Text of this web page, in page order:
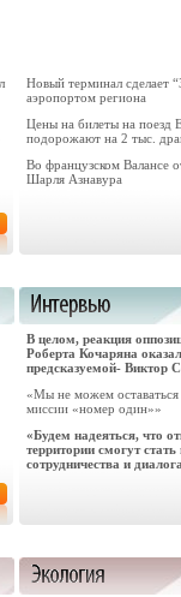
Новый терминал сделает
аэропортом региона
Цены на билеты на поезд
подорожают на 2 тыс.
Во французском Валансе
Шарля Азнавура
В целом, реакция
Роберта Кочаряна
предсказуемой- Виктор
«Мы не можем оставаться
миссии «номер один»»
«Будем надеяться, что
территории смогут стать
сотрудничества и